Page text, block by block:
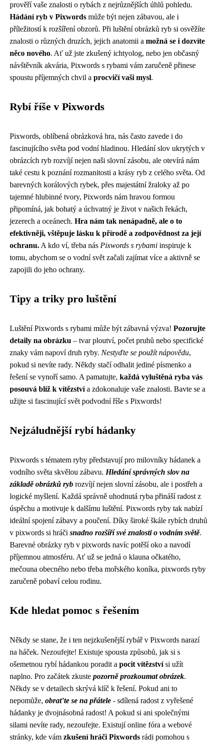
prověří vaše znalosti o rybách z nejrůznějších úhlů pohledu.
Hádání ryb v Pixwords může být nejen zábavou, ale i
příležitostí k rozšíření obzorů. Při luštění obrázků ryb si osvěžíte
znalosti o různých druzích, jejich anatomii a možná se i dozvíte
něco nového. Ať už jste zkušený ichtyolog, nebo jen občasný
návštěvník akvária, Pixwords s rybami vám zaručeně přinese
spoustu příjemných chvil a procvičí vaši mysl.
Rybí říše v Pixwords
Pixwords, oblíbená obrázková hra, nás často zavede i do
fascinujícího světa pod vodní hladinou. Hledání slov ukrytých v
obrázcích ryb rozvíjí nejen naši slovní zásobu, ale otevírá nám
také cestu k poznání rozmanitosti a krásy ryb z celého světa. Od
barevných korálových rybek, přes majestátní žraloky až po
tajemné hlubinné tvory, Pixwords nám hravou formou
připomíná, jak bohatý a úchvatný je život v našich řekách,
jezerech a oceánech. Hra nám tak nenápadně, ale o to
efektivněji, vštěpuje lásku k přírodě a zodpovědnost za její
ochranu. A kdo ví, třeba nás Pixwords s rybami inspiruje k
tomu, abychom se o vodní svět začali zajímat více a aktivně se
zapojili do jeho ochrany.
Tipy a triky pro luštění
Luštění Pixwords s rybami může být zábavná výzva! Pozorujte
detaily na obrázku – tvar ploutví, počet pruhů nebo specifické
znaky vám napoví druh ryby. Nestyďte se použít nápovědu,
pokud si nevíte rady. Někdy stačí odhalit jediné písmenko a
řešení se vynoří samo. A pamatujte, každá vyluštěná ryba vás
posouvá blíž k vítězstvía zdokonaluje vaše znalosti. Bavte se a
užijte si fascinující svět podvodní říše s Pixwords!
Nejzáludnější rybí hádanky
Pixwords s tématem ryby představují pro milovníky hádanek a
vodního světa skvělou zábavu. Hledání správných slov na
základě obrázků ryb rozvíjí nejen slovní zásobu, ale i postřeh a
logické myšlení. Každá správně uhodnutá ryba přináší radost z
úspěchu a motivuje k dalšímu luštění. Pixwords ryby tak nabízí
ideální spojení zábavy a poučení. Díky široké škále rybích druhů
v pixwords si hráči snadno rozšíří své znalosti o vodním světě.
Barevné obrázky ryb v pixwords navíc potěší oko a navodí
příjemnou atmosféru. Ať už se jedná o klauna očkatého,
mečouna obecného nebo třeba mořského koníka, pixwords ryby
zaručeně pobaví celou rodinu.
Kde hledat pomoc s řešením
Někdy se stane, že i ten nejzkušenější rybář v Pixwords narazí
na háček. Nezoufejte! Existuje spousta způsobů, jak si s
ošemetnou rybí hádankou poradit a pocit vítězstvísi užít
naplno. Pro začátek zkuste pozorně prozkoumat obrázek.
Někdy se v detailech skrývá klíč k řešení. Pokud ani to
nepomůže, obraťte se na přátele - sdílená radost z vyřešené
hádanky je dvojnásobná radost! A pokud si ani společnými
silami nevíte rady, nezoufejte. Existují online fóra a webové
stránky, kde vám zkušení hráči Pixwords rádi pomohou s